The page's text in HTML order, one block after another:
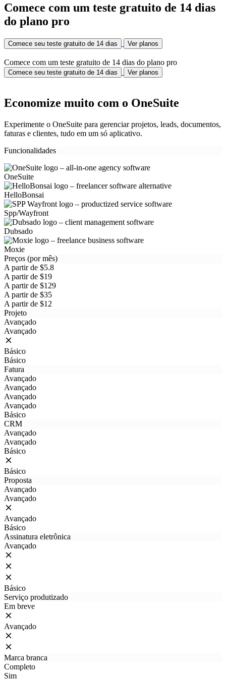
Comece com um teste gratuito de 14 dias
do plano pro
Comece seu teste gratuito de 14 dias Ver planos
Comece com um teste gratuito de 14 dias do plano pro
Comece seu teste gratuito de 14 dias Ver planos
Economize muito com o OneSuite
Experimente o OneSuite para gerenciar projetos, leads, documentos,
faturas e clientes, tudo em um só aplicativo.
Funcionalidades
OneSuite
HelloBonsai
Spp/Wayfront
Dubsado
Moxie
Preços (por mês)
A partir de $5.8
A partir de $19
A partir de $129
A partir de $35
A partir de $12
Projeto
Avançado
Avançado
Básico
Básico
Fatura
Avançado
Avançado
Avançado
Avançado
Básico
CRM
Avançado
Avançado
Básico
Básico
Proposta
Avançado
Avançado
Avançado
Básico
Assinatura eletrônica
Avançado
Básico
Serviço produtizado
Em breve
Avançado
Marca branca
Completo
Sim